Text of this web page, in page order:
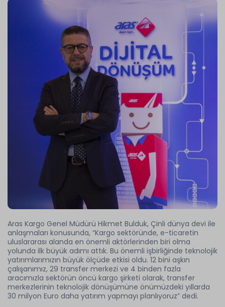
Aras Kargo Genel Müdürü Hikmet Bulduk, Çinli dünya devi ile
anlaşmaları konusunda, “Kargo sektöründe, e-ticaretin
uluslararası alanda en önemli aktörlerinden biri olma
yolunda ilk büyük adımı attık. Bu önemli işbirliğinde teknolojik
yatırımlarımızın büyük ölçüde etkisi oldu. 12 bini aşkın
çalışanımız, 29 transfer merkezi ve 4 binden fazla
aracımızla sektörün öncü kargo şirketi olarak, transfer
merkezlerinin teknolojik dönüşümüne önümüzdeki yıllarda
30 milyon Euro daha yatırım yapmayı planlıyoruz” dedi.